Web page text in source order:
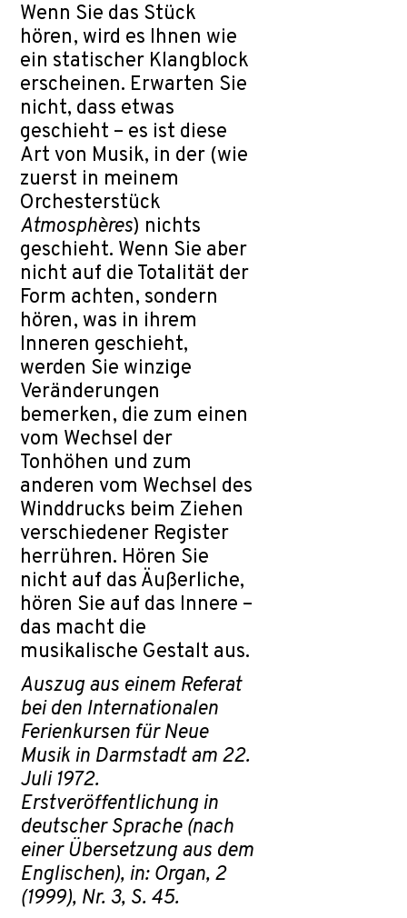
Wenn Sie das Stück
hören, wird es Ihnen wie
ein statischer Klangblock
erscheinen. Erwarten Sie
nicht, dass etwas
geschieht – es ist diese
Art von Musik, in der (wie
zuerst in meinem
Orchesterstück
Atmosphères) nichts
geschieht. Wenn Sie aber
nicht auf die Totalität der
Form achten, sondern
hören, was in ihrem
Inneren geschieht,
werden Sie winzige
Veränderungen
bemerken, die zum einen
vom Wechsel der
Tonhöhen und zum
anderen vom Wechsel des
Winddrucks beim Ziehen
verschiedener Register
herrühren. Hören Sie
nicht auf das Äußerliche,
hören Sie auf das Innere –
das macht die
musikalische Gestalt aus.
Auszug aus einem Referat
bei den Internationalen
Ferienkursen für Neue
Musik in Darmstadt am 22.
Juli 1972.
Erstveröffentlichung in
deutscher Sprache (nach
einer Übersetzung aus dem
Englischen), in: Organ, 2
(1999), Nr. 3, S. 45.